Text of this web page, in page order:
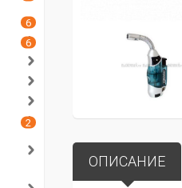
ОПИСАНИЕ
6
6
2